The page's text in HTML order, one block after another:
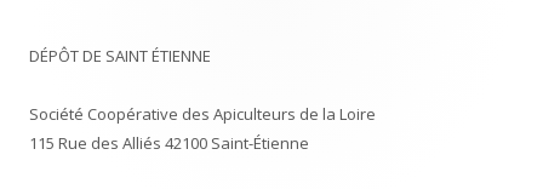
DÉPÔT DE SAINT ÉTIENNE
Société Coopérative des Apiculteurs de la Loire
115 Rue des Alliés 42100 Saint-Étienne